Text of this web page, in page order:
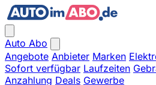
Auto Abo
Angebote Anbieter Marken
Sofort verfügbar Laufzeiten
Anzahlung Deals Gewerbe